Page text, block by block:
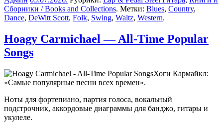
Сборники / Books and Collections. Метки: Blues, Country,
Dance, DeWitt Scott, Folk, Swing, Waltz, Western.
Hoagy Carmichael — All-Time Popular
Songs
Хоги Кармайкл:
«Самые популярные песни всех времен».
Ноты для фортепиано, партия голоса, вокальный
подстрочник, аккордовые диаграммы для банджо, гитары и
укулеле.